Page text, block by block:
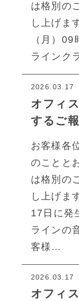
は格別の
し上げま
（月）
ラインク
2026.03.17
オフィ
するご
お客様各
のことと
は格別の
し上げま
17日に発
ラインの
客様…
2026.03.17
オフィ